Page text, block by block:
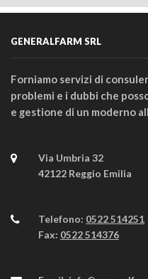
GENERALFARM SRL
Forniamo servizi di
problemi e i dubbi che
e gestione di un moderno
Via Umbria 32
42122 Reggio Emilia
Telefono: 0522 514251
Fax: 0522 514376